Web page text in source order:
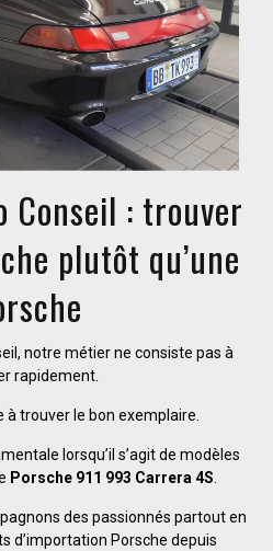
Conseil : trouver
plutôt qu’une
notre métier ne consiste pas à
rapidement.
à trouver le bon exemplaire.
lorsqu’il s’agit de modèles
Porsche 911 993 Carrera 4S.
des passionnés partout en
d’importation Porsche depuis